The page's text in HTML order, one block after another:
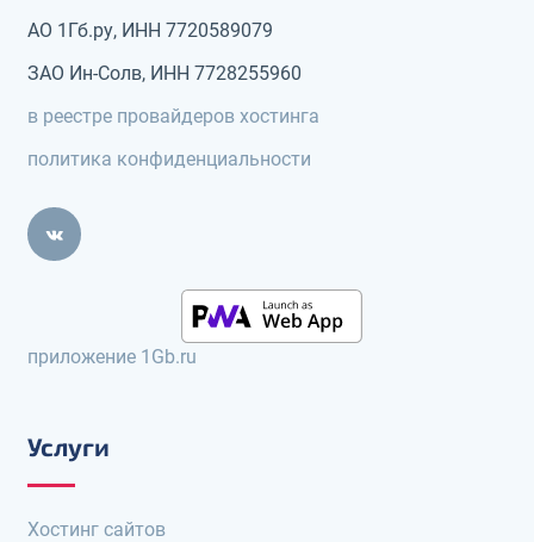
АО 1Гб.ру, ИНН 7720589079
ЗАО Ин-Солв, ИНН 7728255960
в реестре провайдеров хостинга
политика конфиденциальности
приложение 1Gb.ru
Услуги
Хостинг сайтов